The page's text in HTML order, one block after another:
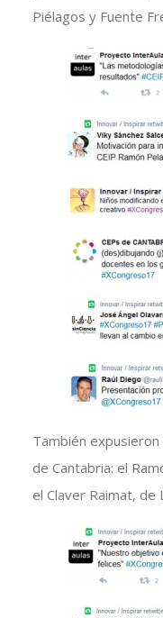
Piélagos y Fuente
También
de Cantabria: el
el Claver Raimat, de